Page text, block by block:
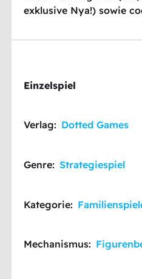
exklusive Nya!) sowie
Einzelspiel
Verlag: Dotted Games
Genre: Strategiespiel
Kategorie:
Mechanismus: